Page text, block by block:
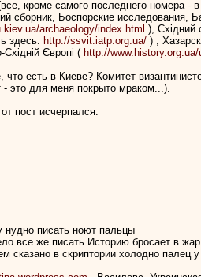
кроме самого последнего номера -
сборник, Боспорские исследования,
archaeology/index.html ), Східний
здесь: http://ssvit.iatp.org.ua/) ,
Європі ( http://
что есть в Киеве? Комитет
- это для меня покрыто мраком...).
пост исчерпался.
нудно писать ноют пальцы
все же писать Историю бросает в
сказано в скриптории холодно палец